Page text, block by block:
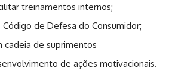
treinamentos internos;
de Defesa do Consumidor;
cadeia de suprimentos
de ações motivacionais.